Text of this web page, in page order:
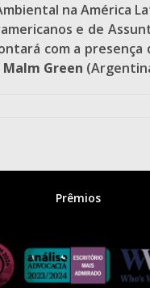
na América
e de
com a
Green
Prêmios